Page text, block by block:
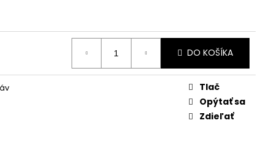
DO KOŠÍKA
Tlač
Opýtať sa
Zdieľať